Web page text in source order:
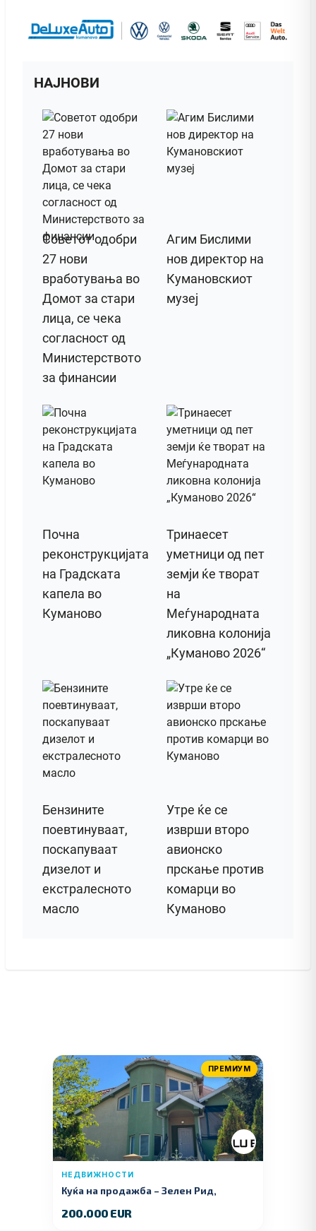
НАЈНОВИ
Советот одобри
27 нови
вработувања во
Домот за стари
лица, се чека
согласност од
Министерството
за финансии
Агим Бислими
нов директор на
Кумановскиот
музеј
Почна
реконструкцијата
на Градската
капела во
Куманово
Тринаесет
уметници од пет
земји ќе творат
на
Меѓународната
ликовна колонија
„Куманово 2026“
Бензините
поевтинуваат,
поскапуваат
дизелот и
екстралесното
масло
Утре ќе се
изврши второ
авионско
прскање против
комарци во
Куманово
ПРЕМИУМ
НЕДВИЖНОСТИ
Куќа на продажба – Зелeн Рид,
200.000 EUR